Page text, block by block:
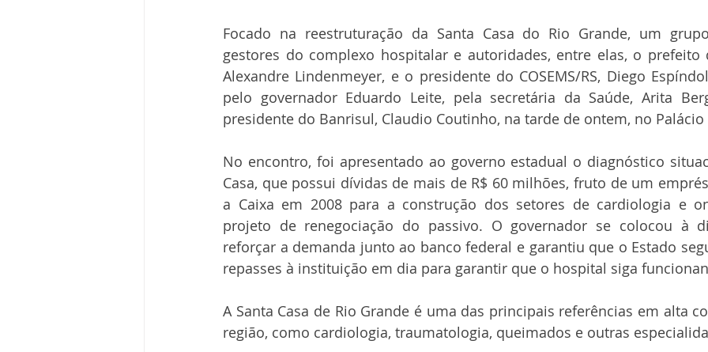
Focado na reestruturação da Santa Casa do Rio Grande, um
gestores do complexo hospitalar e autoridades, entre elas, o prefeito
Alexandre Lindenmeyer, e o presidente do COSEMS/RS, Diego
pelo governador Eduardo Leite, pela secretária da Saúde, Arita
presidente do Banrisul, Claudio Coutinho, na tarde de ontem, no
No encontro, foi apresentado ao governo estadual o diagnóstico
Casa, que possui dívidas de mais de R$ 60 milhões, fruto de um
a Caixa em 2008 para a construção dos setores de cardiologia e
projeto de renegociação do passivo. O governador se colocou à
reforçar a demanda junto ao banco federal e garantiu que o Estado
repasses à instituição em dia para garantir que o hospital siga
A Santa Casa de Rio Grande é uma das principais referências em alta
região, como cardiologia, traumatologia, queimados e outras